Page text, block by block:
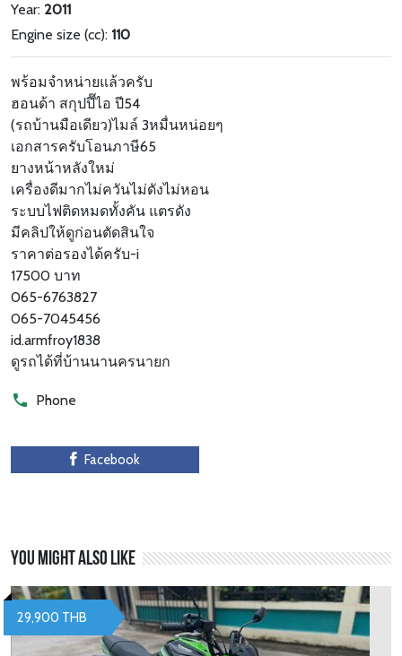
Year: 2011
Engine size (cc): 110
พร้อมจำหน่ายแล้วครับ
ฮอนด้า สกุปปี๊ไอ ปี54
(รถบ้านมือเดียว)ไมล์ 3หมื่นหน่อยๆ
เอกสารครับโอนภาษี65
ยางหน้าหลังใหม่
เครื่องดีมากไม่ควันไม่ดังไม่หอน
ระบบไฟติดหมดทั้งคัน แตรดัง
มีคลิปให้ดูก่อนตัดสินใจ
ราคาต่อรองได้ครับ-i
17500 บาท
065-6763827
065-7045456
id.armfroy1838
ดูรถได้ที่บ้านนานครนายก
Phone
Facebook
You might also like
29,900 THB